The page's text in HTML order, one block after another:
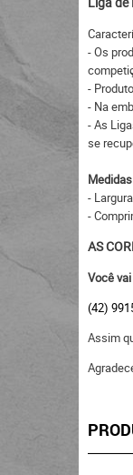
- Os
-
- Na
- As
se
-
-
AS
Você
(42)
Assim